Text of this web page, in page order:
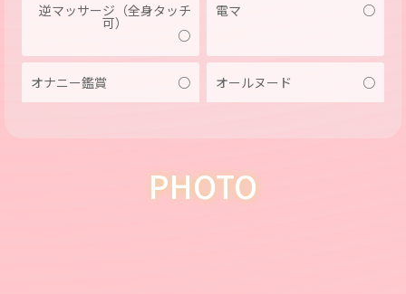
逆マッサージ（全身タッチ
可）
○
電マ ○
オナニー鑑賞 ○ オールヌード ○
PHOTO